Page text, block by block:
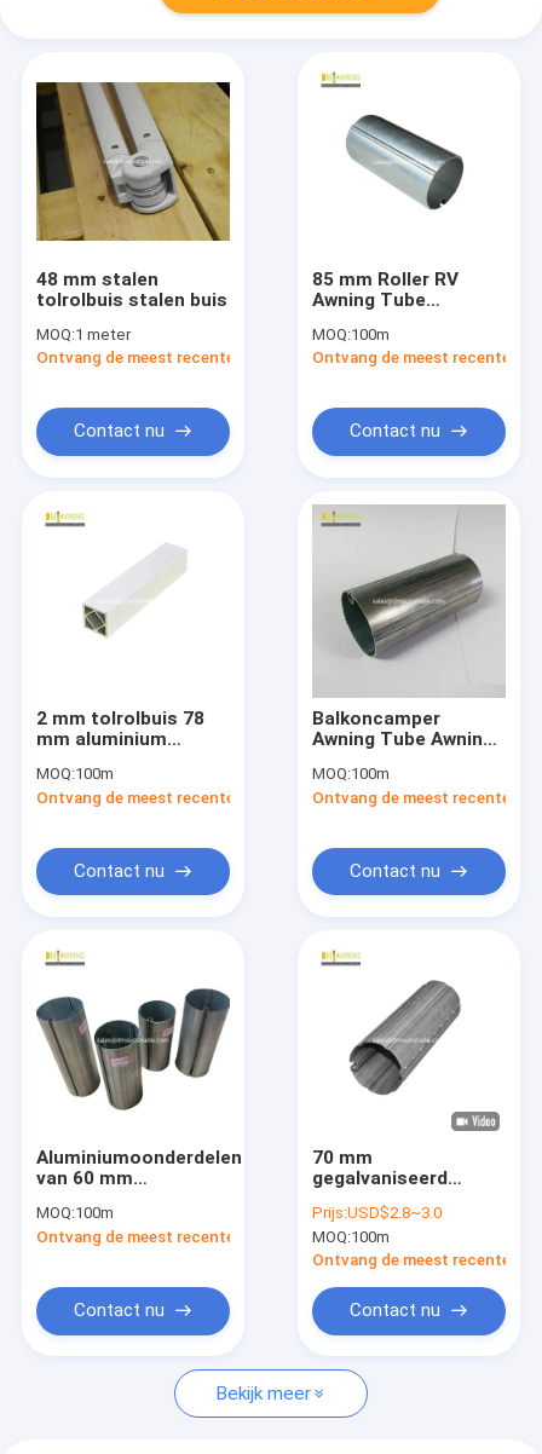
Over ons
Fabriekstocht
Nieuws
Vraag een offerte
Vertrekbare luifelapparatuur
48 mm stalen
tolrolbuis stalen buis
MOQ:1 meter
Ontvang de meest recente Prijs
Contact nu
85 mm Roller RV
Awning Tube
Awnings
MOQ:100m
Ontvang de meest recente
Contact nu
2 mm tolrolbuis 78
mm aluminium
MOQ:100m
Ontvang de meest recente Prijs
Contact nu
Balkoncamper
Awning Tube Awning
Roller Tube
MOQ:100m
Ontvang de meest recente
Contact nu
Aluminiumoonderdelen
van 60 mm
MOQ:100m
Ontvang de meest recente Prijs
Contact nu
70 mm
gegalvaniseerd
Staal luifelrolbuis
assemblage
Prijs:USD$2.8~3.0
MOQ:100m
Ontvang de meest recente
Contact nu
Bekijk meer